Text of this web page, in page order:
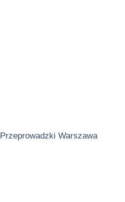
Przeprowadzki Warszawa